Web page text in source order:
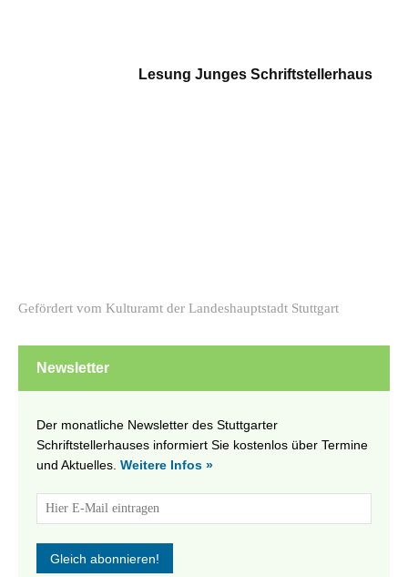
Lesung Junges Schriftstellerhaus
Gefördert vom Kulturamt der Landeshauptstadt Stuttgart
Newsletter
Der monatliche Newsletter des Stuttgarter
Schriftstellerhauses informiert Sie kostenlos über Termine
und Aktuelles. Weitere Infos »